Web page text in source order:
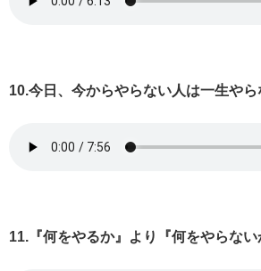
10.今日、今からやらない人は一生やら
11.『何をやるか』より『何をやらな